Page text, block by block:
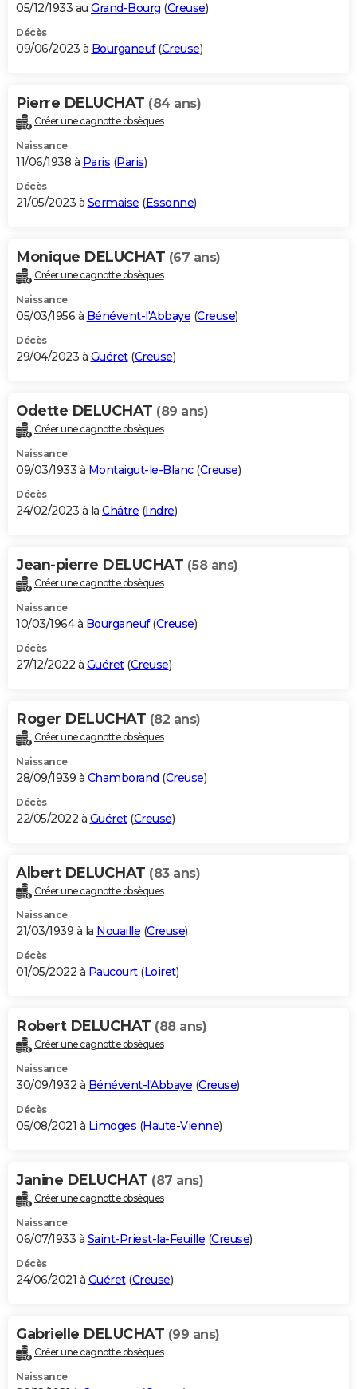
05/12/1933 au Grand-Bourg (Creuse)
Décès
09/06/2023 à Bourganeuf(Creuse)
Pierre DELUCHAT (84 ans)
Créer une cagnotte obsèques
Naissance
11/06/1938 à Paris (Paris)
Décès
21/05/2023 à Sermaise (Essonne)
Monique DELUCHAT (67 ans)
Créer une cagnotte obsèques
Naissance
05/03/1956 à Bénévent-l'Abbaye (Creuse)
Décès
29/04/2023 à Guéret(Creuse)
Odette DELUCHAT (89 ans)
Créer une cagnotte obsèques
Naissance
09/03/1933 à Montaigut-le-Blanc(Creuse)
Décès
24/02/2023 à la Châtre (Indre)
Jean-pierre DELUCHAT (58 ans)
Créer une cagnotte obsèques
Naissance
10/03/1964 à Bourganeuf(Creuse)
Décès
27/12/2022 à Guéret(Creuse)
Roger DELUCHAT (82 ans)
Créer une cagnotte obsèques
Naissance
28/09/1939 à Chamborand (Creuse)
Décès
22/05/2022 à Guéret(Creuse)
Albert DELUCHAT (83 ans)
Créer une cagnotte obsèques
Naissance
21/03/1939 à la Nouaille (Creuse)
Décès
01/05/2022 à Paucourt(Loiret)
Robert DELUCHAT (88 ans)
Créer une cagnotte obsèques
Naissance
30/09/1932 à Bénévent-l'Abbaye (Creuse)
Décès
05/08/2021 à Limoges (Haute-Vienne)
Janine DELUCHAT (87 ans)
Créer une cagnotte obsèques
Naissance
06/07/1933 à Saint-Priest-la-Feuille (Creuse)
Décès
24/06/2021 à Guéret(Creuse)
Gabrielle DELUCHAT (99 ans)
Créer une cagnotte obsèques
Naissance